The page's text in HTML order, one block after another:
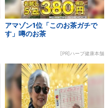
アマゾン1位「このお茶ガチで
す」噂のお茶
[PR]ハーブ健康本舗